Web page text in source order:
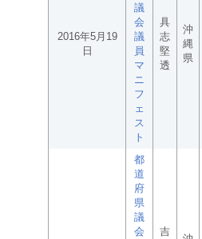
2016年5月19
日
議
会
議
員
マ
ニ
フ
ェ
ス
ト
具
志
堅
透
沖
縄
県
都
道
府
県
議
会
吉